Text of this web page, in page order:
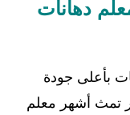
دهانات
بأعلى جودة
تمث أشهر معلم